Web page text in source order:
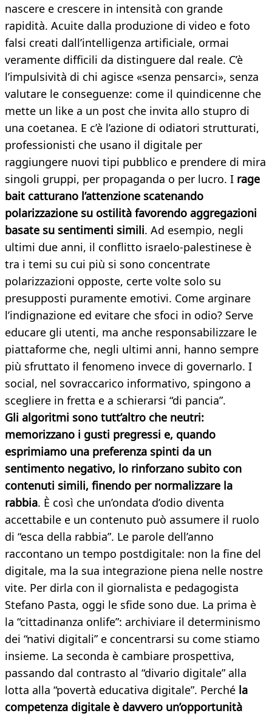
nascere e crescere in intensità con grande
rapidità. Acuite dalla produzione di video e foto
falsi creati dall’intelligenza artificiale, ormai
veramente difficili da distinguere dal reale. C’è
l’impulsività di chi agisce «senza pensarci», senza
valutare le conseguenze: come il quindicenne che
mette un like a un post che invita allo stupro di
una coetanea. E c’è l’azione di odiatori strutturati,
professionisti che usano il digitale per
raggiungere nuovi tipi pubblico e prendere di mira
singoli gruppi, per propaganda o per lucro. I rage
bait catturano l’attenzione scatenando
polarizzazione su ostilità favorendo aggregazioni
basate su sentimenti simili. Ad esempio, negli
ultimi due anni, il conflitto israelo-palestinese è
tra i temi su cui più si sono concentrate
polarizzazioni opposte, certe volte solo su
presupposti puramente emotivi. Come arginare
l’indignazione ed evitare che sfoci in odio? Serve
educare gli utenti, ma anche responsabilizzare le
piattaforme che, negli ultimi anni, hanno sempre
più sfruttato il fenomeno invece di governarlo. I
social, nel sovraccarico informativo, spingono a
scegliere in fretta e a schierarsi “di pancia”.
Gli algoritmi sono tutt’altro che neutri:
memorizzano i gusti pregressi e, quando
esprimiamo una preferenza spinti da un
sentimento negativo, lo rinforzano subito con
contenuti simili, finendo per normalizzare la
rabbia. È così che un’ondata d’odio diventa
accettabile e un contenuto può assumere il ruolo
di “esca della rabbia”. Le parole dell’anno
raccontano un tempo postdigitale: non la fine del
digitale, ma la sua integrazione piena nelle nostre
vite. Per dirla con il giornalista e pedagogista
Stefano Pasta, oggi le sfide sono due. La prima è
la “cittadinanza onlife”: archiviare il determinismo
dei “nativi digitali” e concentrarsi su come stiamo
insieme. La seconda è cambiare prospettiva,
passando dal contrasto al “divario digitale” alla
lotta alla “povertà educativa digitale”. Perché la
competenza digitale è davvero un’opportunità